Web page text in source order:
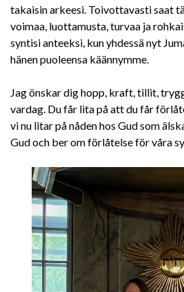
takaisin arkeesi. Toivottavasti saat
voimaa, luottamusta, turvaa ja
syntisi anteeksi, kun yhdessä nyt
hänen puoleensa käännymme.
Jag önskar dig hopp, kraft, tillit,
vardag. Du får lita på att du får
vi nu litar på nåden hos Gud som
Gud och ber om förlåtelse för våra